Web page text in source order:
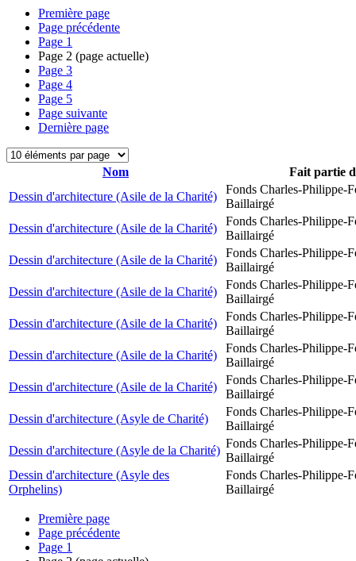
Première page
Page précédente
Page 1
Page 2 (page actuelle)
Page 3
Page 4
Page 5
Page suivante
Dernière page
Nom
Fait partie
Dessin d'architecture (Asile de la Charité)
Fonds Charles-Philippe-
Baillairgé
Dessin d'architecture (Asile de la Charité)
Fonds Charles-Philippe-
Baillairgé
Dessin d'architecture (Asile de la Charité)
Fonds Charles-Philippe-
Baillairgé
Dessin d'architecture (Asile de la Charité)
Fonds Charles-Philippe-
Baillairgé
Dessin d'architecture (Asile de la Charité)
Fonds Charles-Philippe-
Baillairgé
Dessin d'architecture (Asile de la Charité)
Fonds Charles-Philippe-
Baillairgé
Dessin d'architecture (Asile de la Charité)
Fonds Charles-Philippe-
Baillairgé
Dessin d'architecture (Asyle de Charité)
Fonds Charles-Philippe-
Baillairgé
Dessin d'architecture (Asyle de la Charité)
Fonds Charles-Philippe-
Baillairgé
Dessin d'architecture (Asyle des
Orphelins)
Fonds Charles-Philippe-
Baillairgé
Première page
Page précédente
Page 1